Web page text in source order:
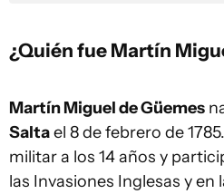
¿Quién fue Martín
Martín Miguel de Güemes
Saltael 8 de febrero de
militar a los 14 años y
las Invasiones Inglesas y en